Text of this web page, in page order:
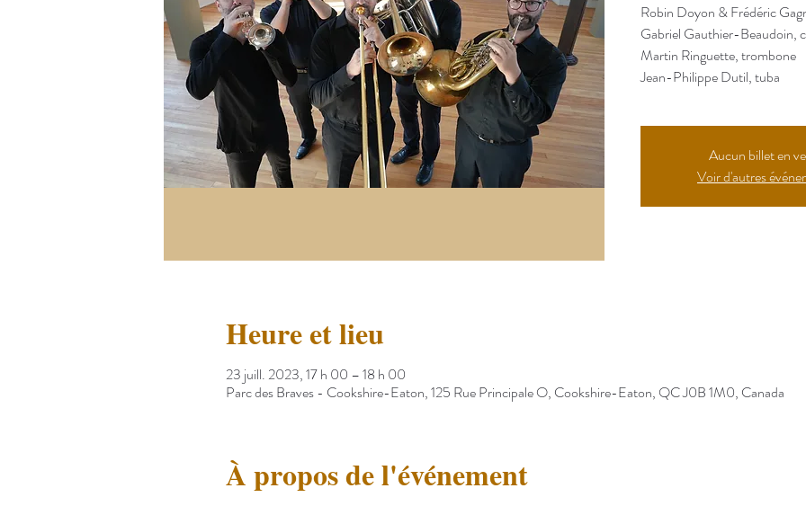
Robin Doyon & Frédéric
Gabriel Gauthier-Beaudoin,
Martin Ringuette, trombone
Jean-Philippe Dutil, tuba
Aucun billet en
Voir d'autres
Heure et lieu
23 juill. 2023, 17 h 00 – 18 h 00
Parc des Braves - Cookshire-Eaton, 125 Rue Principale O, Cookshire-Eaton, QC J0B 1M0, Canada
À propos de l'événement